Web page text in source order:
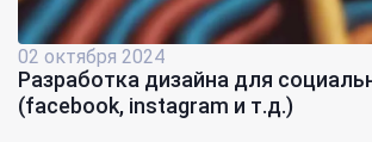
02 октября 2024
Разработка дизайна для
(facebook, instagram и т.д.)